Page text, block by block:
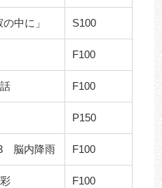
の中に」 S100
F100
F100
P150
脳内降雨 F100
F100